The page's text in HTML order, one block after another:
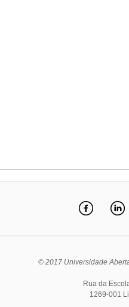
© 2017 Universidade
Rua da
1269-001